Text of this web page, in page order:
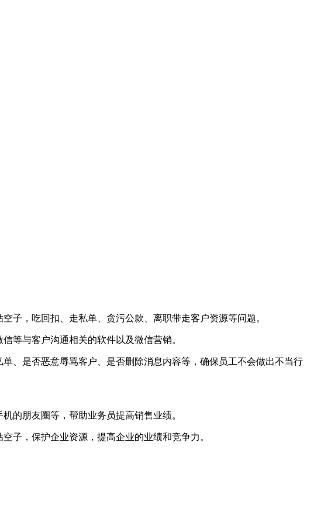
子，吃回扣、走私单、贪污公款、离职带走客户资源等问题。
等与客户沟通相关的软件以及微信营销。
、是否恶意辱骂客户、是否删除消息内容等，确保员工不会做出不当行
的朋友圈等，帮助业务员提高销售业绩。
子，保护企业资源，提高企业的业绩和竞争力。